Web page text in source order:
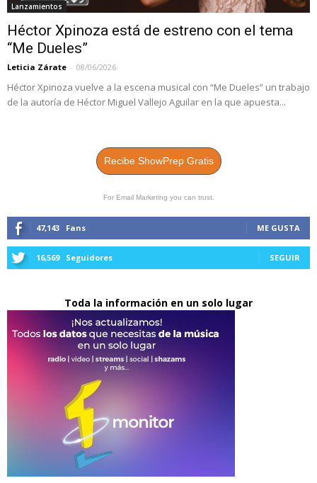
Lanzamientos
Héctor Xpinoza está de estreno con el tema
“Me Dueles”
Leticia Zárate - 08/06/2026
Héctor Xpinoza vuelve a la escena musical con “Me Dueles” un trabajo
de la autoría de Héctor Miguel Vallejo Aguilar en la que apuesta...
Recibe ShowPrep Gratis
For Email Marketing you can trust.
47,143 Fans ME GUSTA
16,569 Seguidores SEGUIR
Toda la información en un solo lugar